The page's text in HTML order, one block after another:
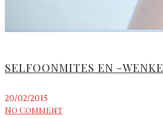
SELFOONMITES EN -WENKE
20/02/2015
No Comment